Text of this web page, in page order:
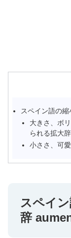
スペイン語の
大きさ、ボ
られる拡大辞
小ささ、可
スペイ
辞